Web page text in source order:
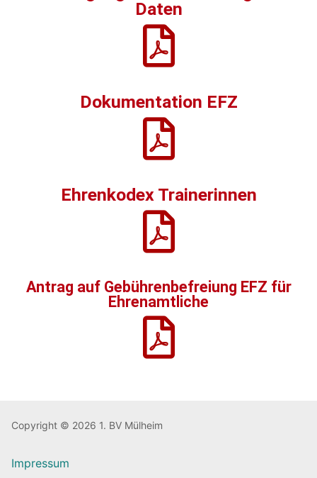
Daten
Dokumentation EFZ
Ehrenkodex Trainerinnen
Antrag auf Gebührenbefreiung EFZ für
Ehrenamtliche
Copyright © 2026 1. BV Mülheim
Impressum